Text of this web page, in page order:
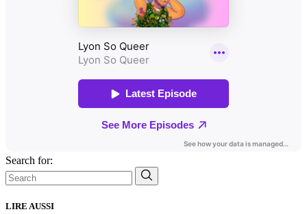
Search for:
LIRE AUSSI